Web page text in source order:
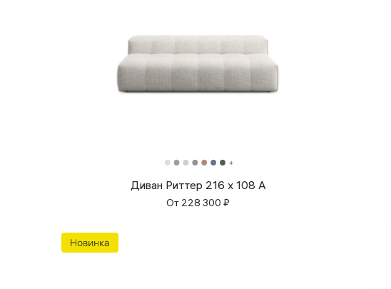
Диван Риттер 216 х 108 А
От 228 300₽